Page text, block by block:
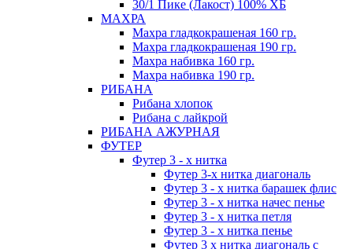
30/1 Пике (Лакост) 100% ХБ
МАХРА
Махра гладкокрашеная 160 гр.
Махра гладкокрашеная 190 гр.
Махра набивка 160 гр.
Махра набивка 190 гр.
РИБАНА
Рибана хлопок
Рибана с лайкрой
РИБАНА АЖУРНАЯ
ФУТЕР
Футер 3 - х нитка
Футер 3-х нитка диагональ
Футер 3 - х нитка барашек флис
Футер 3 - х нитка начес пенье
Футер 3 - х нитка петля
Футер 3 - х нитка пенье
Футер 3 х нитка диагональ с